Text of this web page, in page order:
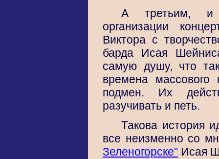
А третьим, и
организации
Виктора с
барда Исая
самую душу, что
времена массового
подмен. Их
разучивать и петь.
Такова история
все неизменно со
Зеленогорске" Исая